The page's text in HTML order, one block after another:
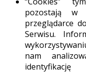
pozostają w
przeglądarce
Serwisu.
nam